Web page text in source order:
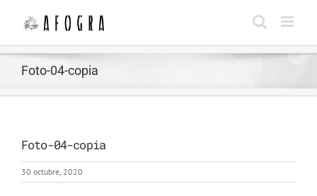
contenido
Foto-04-copia
Foto-04-copia
30 octubre, 2020